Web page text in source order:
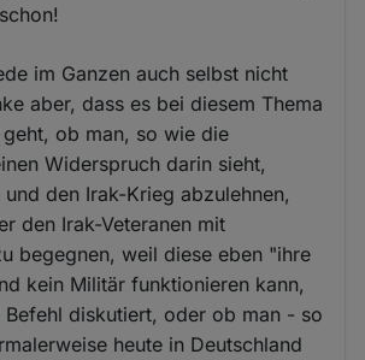
im Ganzen auch selbst nicht
aber, dass es bei diesem Thema
ob man, so wie die
Widerspruch darin sieht,
und den Irak-Krieg abzulehnen,
den Irak-Veteranen mit
begegnen, weil diese eben "ihre
kein Militär funktionieren kann,
Befehl diskutiert, oder ob man - so
heute in Deutschland